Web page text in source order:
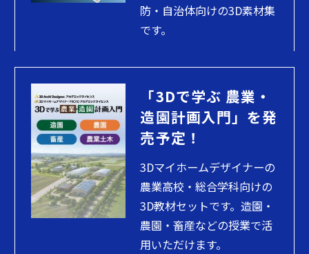
防・自治体向けの3D素材集
です。
「3Dで学ぶ 農業・
造園計画入門」を発
売予定！
3Dマイホームデザイナーの
農業高校・総合学科向けの
3D教材セットです。造園・
農園・畜産などの授業で活
用いただけます。